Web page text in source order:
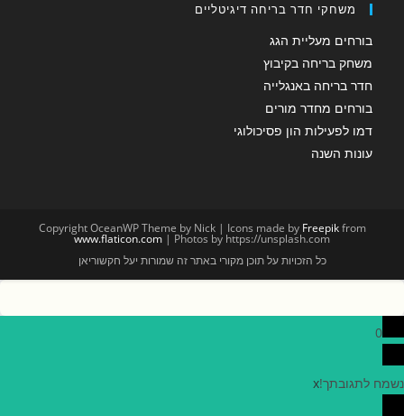
משחקי חדר בריחה דיגיטליים
בורחים מעליית הגג
משחק בריחה בקיבוץ
חדר בריחה באנגלייה
בורחים מחדר מורים
דמו לפעילות הון פסיכולוגי
עונות השנה
Copyright OceanWP Theme by Nick | Icons made by Freepikfrom
www.flaticon.com | Photos by https://unsplash.com
כל הזכויות על תוכן מקורי באתר זה שמורות יעל חקשוריאן
0
נשמח לתגובתך!x